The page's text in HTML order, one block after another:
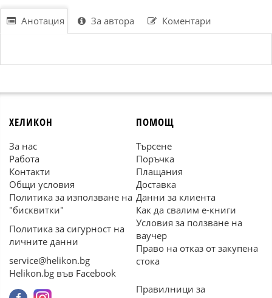
Анотация За автора Коментари
ХЕЛИКОН
За нас
Работа
Контакти
Общи условия
Политика за използване на
"бисквитки"
Политика за сигурност на
личните данни
service@helikon.bg
Helikon.bg във Facebook
ПОМОЩ
Търсене
Поръчка
Плащания
Доставка
Данни за клиента
Как да свалим е-книги
Условия за ползване на
ваучер
Право на отказ от закупена
стока
Правилници за